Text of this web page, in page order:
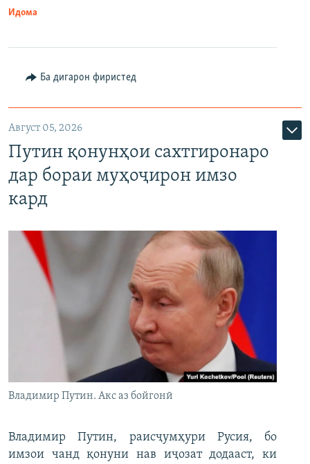
Идома
Ба дигарон фиристед
Август 05, 2026
Путин қонунҳои сахтгиронаро
дар бораи муҳоҷирон имзо
кард
Владимир Путин. Акс аз бойгонӣ
Владимир Путин, раисҷумҳури Русия, бо
имзои чанд қонуни нав иҷозат додааст, ки